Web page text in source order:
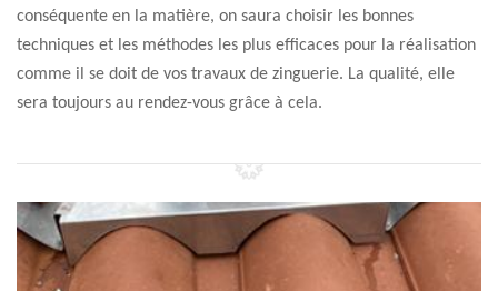
conséquente en la matière, on saura choisir les bonnes
techniques et les méthodes les plus efficaces pour la réalisation
comme il se doit de vos travaux de zinguerie. La qualité, elle
sera toujours au rendez-vous grâce à cela.